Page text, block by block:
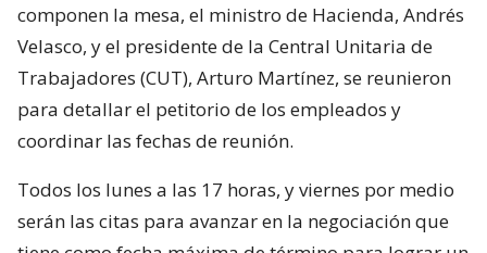
componen la mesa, el ministro de Hacienda, Andrés
Velasco, y el presidente de la Central Unitaria de
Trabajadores (CUT), Arturo Martínez, se reunieron
para detallar el petitorio de los empleados y
coordinar las fechas de reunión.
Todos los lunes a las 17 horas, y viernes por medio
serán las citas para avanzar en la negociación que